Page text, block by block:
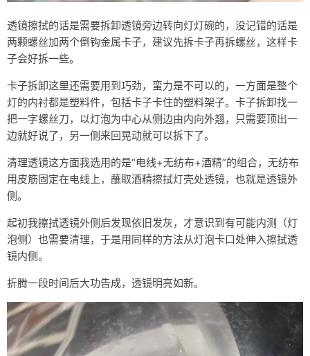
透镜擦拭的话是需要拆卸透镜旁边转向灯灯碗的，没记错的话是
两颗螺丝加两个倒钩金属卡子，建议先拆卡子再拆螺丝，这样卡
子会好拆一些。
卡子拆卸这里还需要用到巧劲，蛮力是不可以的，一方面是整个
灯的内衬都是塑料件，包括卡子卡住的塑料架子。卡子拆卸找一
把一字螺丝刀，以灯泡为中心从侧边由内向外翘，只需要顶出一
边就好说了，另一侧来回晃动就可以拆下了。
清理透镜这方面我选用的是“电线+无纺布+酒精”的组合，无纺布
用皮筋固定在电线上，蘸取酒精擦拭灯壳处透镜，也就是透镜外
侧。
起初我擦拭透镜外侧后发现依旧发灰，才意识到有可能内测（灯
泡侧）也需要清理，于是用同样的方法从灯泡卡口处伸入擦拭透
镜内侧。
折腾一段时间后大功告成，透镜明亮如新。